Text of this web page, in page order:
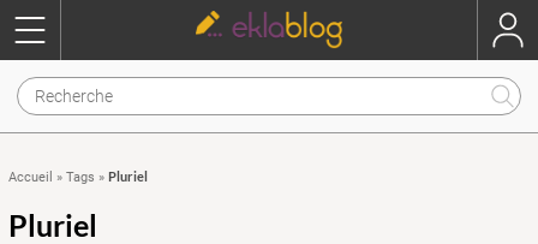
Accueil » Tags » Pluriel
Pluriel